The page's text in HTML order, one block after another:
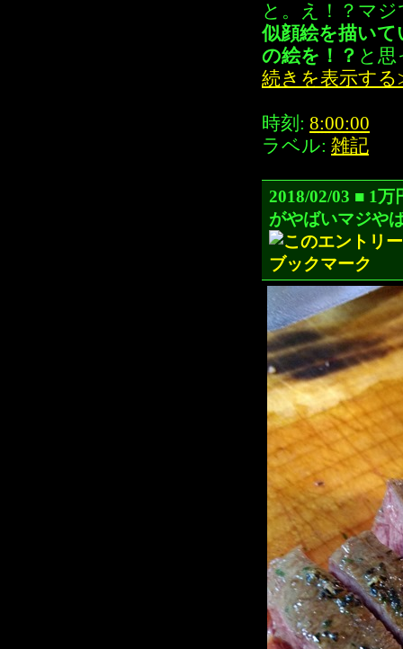
と。え！？マ
似顔絵を描い
の絵を！？ と
続きを表示す
時刻: 8:00:00
ラベル: 雑記
2018/02/03 ■ 1
がやばいマジ